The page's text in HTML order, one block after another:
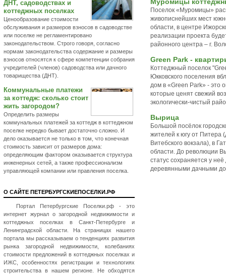
Поселок «Муромицы»
живописнейших мест
области, в центре
реализации проекта
районного центра – г.
Green Park -
Коттеджный поселок
Юкковского поселения
дом в «Green Park» - это
которые ценят свежий
экологически-чистый
Вырица
Большой посёлок
жителей к югу от Питера
Витебского вокзала), в
области. До революции
статус сохраняется у
деревянными дачными
ДНТ, садоводствах и
коттеджных поселках
Ценообразование стоимости
обслуживания и размеров взносов в садоводстве
или поселке не регламентировано
законодательством. Строго говоря, согласно
нормам законодательства содержание и размеры
взносов относятся к сфере компетенции собрания
учредителей (членов) садоводства или дачного
товарищества (ДНТ).
Коммунальные платежи
за коттедж: сколько стоит
жить загородом?
Определить размеры
коммунальных платежей за коттедж в коттеджном
поселке нередко бывает достаточно сложно. И
дело оказывается не только в том, что конечная
стоимость зависит от размеров дома:
определяющим фактором оказывается структура
инженерных сетей, а также профессионализм
управляющей компании или правления поселка.
О САЙТЕ ПЕТЕРБУРГСКИЕПОСЕЛКИ.РФ
Портал Петербургские Поселки.рф - это
интернет журнал о загородной недвижимости и
коттеджных поселках в Санкт-Петербурге и
Ленинградской области. На страницах нашего
портала мы рассказываем о тенденциях развития
рынка загородной недвижимости, колебаниях
стоимости предложений в коттеджных поселках и
ИЖС, особенностях регистрации и технологиях
строительства в нашем регионе. Не обходятся